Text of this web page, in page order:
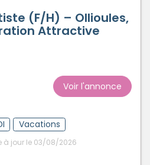
(F/H) – Ollioules,
Attractive
Voir l'annonce
Vacations
à jour le 03/08/2026